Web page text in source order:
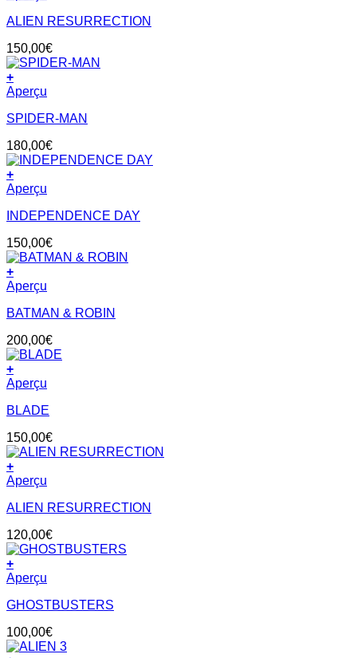
ALIEN RESURRECTION
150,00€
+
Aperçu
SPIDER-MAN
180,00€
+
Aperçu
INDEPENDENCE DAY
150,00€
+
Aperçu
BATMAN & ROBIN
200,00€
+
Aperçu
BLADE
150,00€
+
Aperçu
ALIEN RESURRECTION
120,00€
+
Aperçu
GHOSTBUSTERS
100,00€